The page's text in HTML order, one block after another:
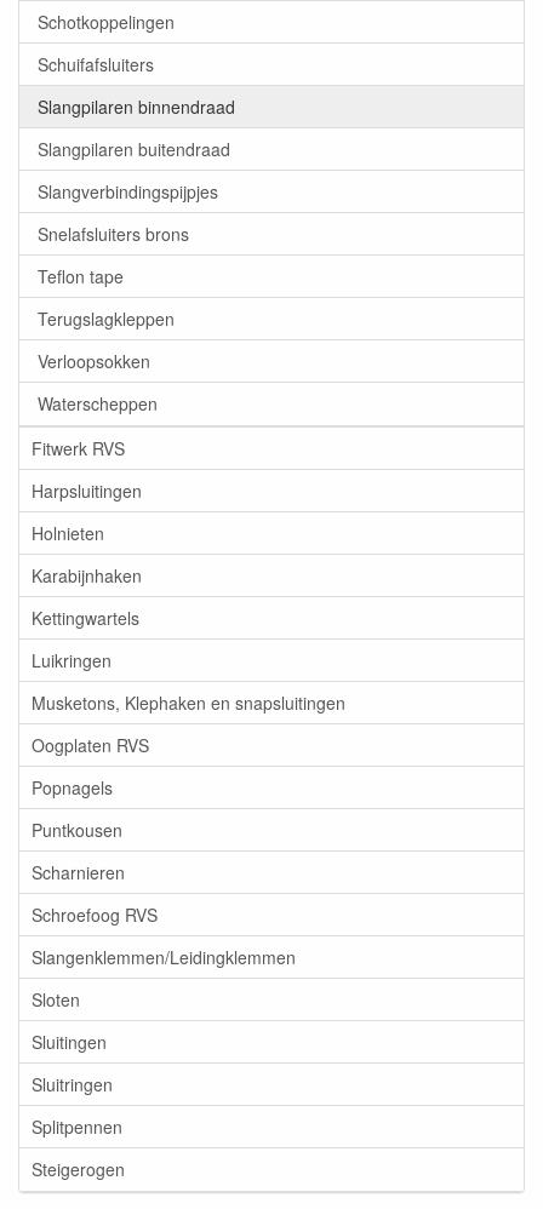
Schotkoppelingen
Schuifafsluiters
Slangpilaren binnendraad
Slangpilaren buitendraad
Slangverbindingspijpjes
Snelafsluiters brons
Teflon tape
Terugslagkleppen
Verloopsokken
Waterscheppen
Fitwerk RVS
Harpsluitingen
Holnieten
Karabijnhaken
Kettingwartels
Luikringen
Musketons, Klephaken en snapsluitingen
Oogplaten RVS
Popnagels
Puntkousen
Scharnieren
Schroefoog RVS
Slangenklemmen/Leidingklemmen
Sloten
Sluitingen
Sluitringen
Splitpennen
Steigerogen